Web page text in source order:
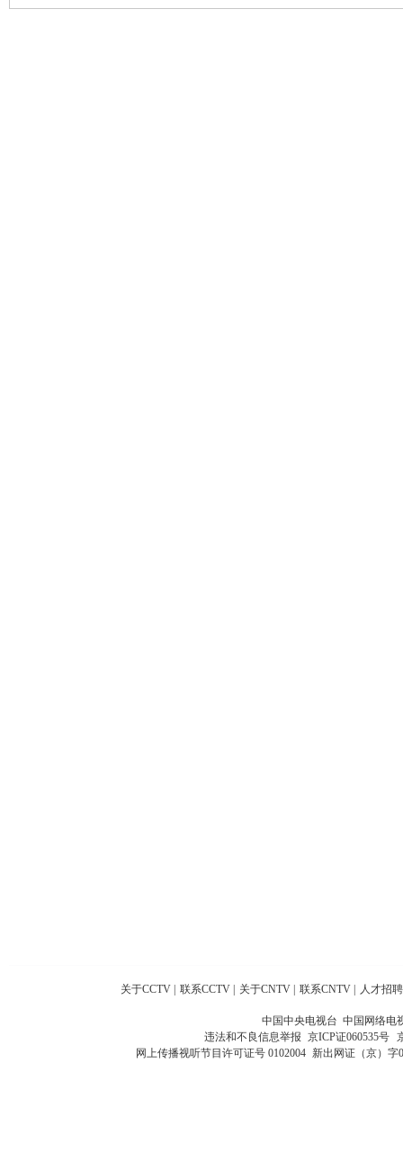
关于CCTV 联系CCTV 关于CNTV 联系CNTV 人才招聘
中国中央电视台 中国网络电
违法和不良信息举报 京ICP证060535号
网上传播视听节目许可证号 0102004 新出网证（京）